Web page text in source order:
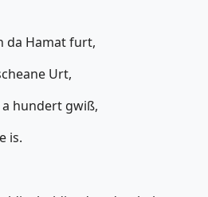
da Hamat furt,
Urt,
hundert gwiß,
is.